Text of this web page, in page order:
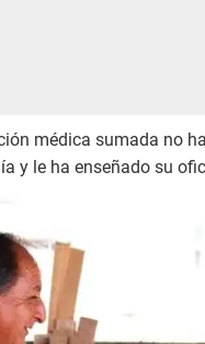
médica sumada no
y le ha enseñado su